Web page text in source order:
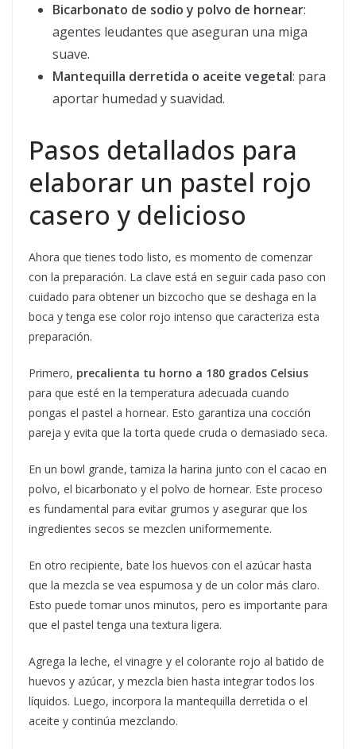
Bicarbonato de sodio y polvo de hornear:
agentes leudantes que aseguran una miga
suave.
Mantequilla derretida o aceite vegetal: para
aportar humedad y suavidad.
Pasos detallados para
elaborar un pastel rojo
casero y delicioso
Ahora que tienes todo listo, es momento de comenzar
con la preparación. La clave está en seguir cada paso con
cuidado para obtener un bizcocho que se deshaga en la
boca y tenga ese color rojo intenso que caracteriza esta
preparación.
Primero, precalienta tu horno a 180 grados Celsius
para que esté en la temperatura adecuada cuando
pongas el pastel a hornear. Esto garantiza una cocción
pareja y evita que la torta quede cruda o demasiado seca.
En un bowl grande, tamiza la harina junto con el cacao en
polvo, el bicarbonato y el polvo de hornear. Este proceso
es fundamental para evitar grumos y asegurar que los
ingredientes secos se mezclen uniformemente.
En otro recipiente, bate los huevos con el azúcar hasta
que la mezcla se vea espumosa y de un color más claro.
Esto puede tomar unos minutos, pero es importante para
que el pastel tenga una textura ligera.
Agrega la leche, el vinagre y el colorante rojo al batido de
huevos y azúcar, y mezcla bien hasta integrar todos los
líquidos. Luego, incorpora la mantequilla derretida o el
aceite y continúa mezclando.